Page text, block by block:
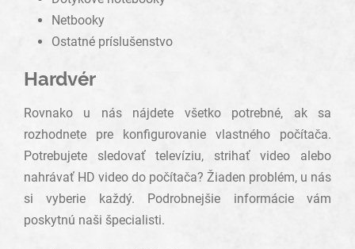
Netbooky
Ostatné príslušenstvo
Hardvér
Rovnako u nás nájdete všetko potrebné, ak sa
rozhodnete pre konfigurovanie vlastného počítača.
Potrebujete sledovať televíziu, strihať video alebo
nahrávať HD video do počítača? Žiaden problém, u nás
si vyberie každý. Podrobnejšie informácie vám
poskytnú naši špecialisti.